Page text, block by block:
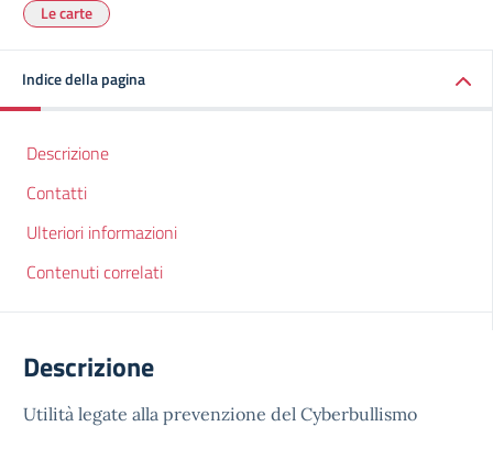
Le carte
Indice della pagina
Descrizione
Contatti
Ulteriori informazioni
Contenuti correlati
Descrizione
Utilità legate alla prevenzione del Cyberbullismo